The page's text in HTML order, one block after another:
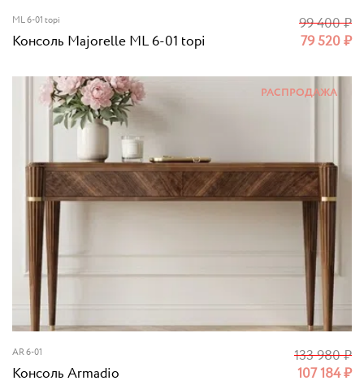
ML 6-01 topi
Консоль Majorelle ML 6-01 topi 79 520₽
99 400₽
AR 6-01
Консоль Armadio 107 184₽
133 980₽
РАСПРОДАЖА